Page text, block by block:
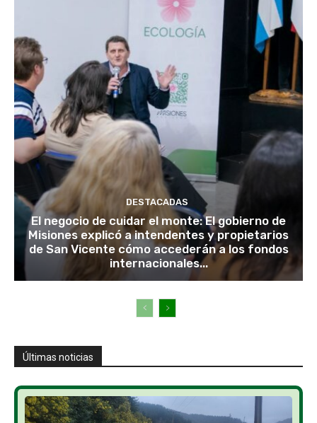
DESTACADAS
El negocio de cuidar el monte: El gobierno de
Misiones explicó a intendentes y propietarios
de San Vicente cómo accederán a los fondos
internacionales...
Últimas noticias